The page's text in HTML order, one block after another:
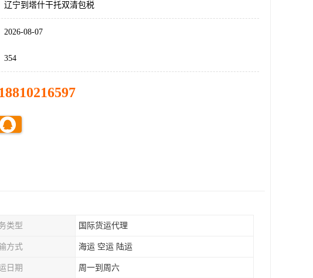
辽宁到塔什干托双清包税
2026-08-07
354
18810216597
类型 国际货运代理
方式 海运 空运 陆运
日期 周一到周六